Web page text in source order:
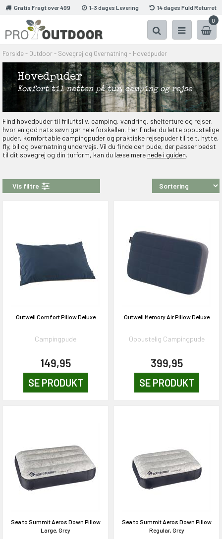
Gratis Fragt over 499 1-3 dages Levering
14 dages Fuld Returret
0
Forside- Outdoor- Sovegrej og Overnatning - Hovedpuder
Hovedpuder
Komfort til natten på tur, camping og rejse
Find hovedpuder til friluftsliv, camping, vandring, shelterture og rejser,
hvor en god nats søvn gør hele forskellen. Her finder du lette oppustelige
puder, komfortable campingpuder og praktiske rejsepuder til telt, hytte,
fly, bil og overnatning undervejs. Vil du finde den pude, der passer bedst
til dit sovegrej og din turform, kan du læse mere nede i guiden.
Vis filtre
Outwell Comfort Pillow Deluxe
Campingpude
149,95
SE PRODUKT
Outwell Memory Air Pillow Deluxe
Oppustelig Campingpude
399,95
SE PRODUKT
Sea to Summit Aeros Down Pillow
Large, Grey
Sea to Summit Aeros Down Pillow
Regular, Grey